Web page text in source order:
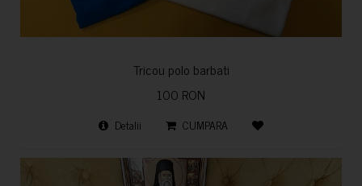
Tricou polo barbati
100 RON
Detalii CUMPARA